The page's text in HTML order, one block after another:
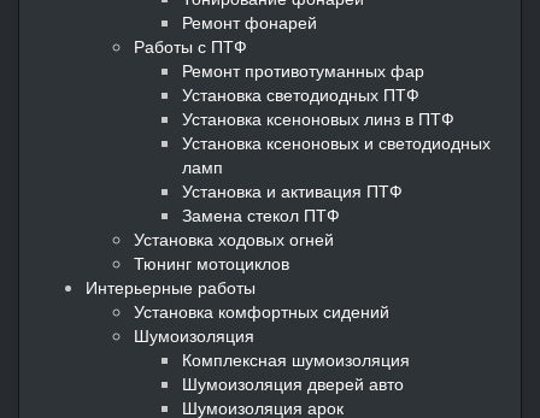
Ремонт фонарей
Работы с ПТФ
Ремонт противотуманных фар
Установка светодиодных ПТФ
Установка ксеноновых линз в ПТФ
Установка ксеноновых и светодиодных
ламп
Установка и активация ПТФ
Замена стекол ПТФ
Установка ходовых огней
Тюнинг мотоциклов
Интерьерные работы
Установка комфортных сидений
Шумоизоляция
Комплексная шумоизоляция
Шумоизоляция дверей авто
Шумоизоляция арок